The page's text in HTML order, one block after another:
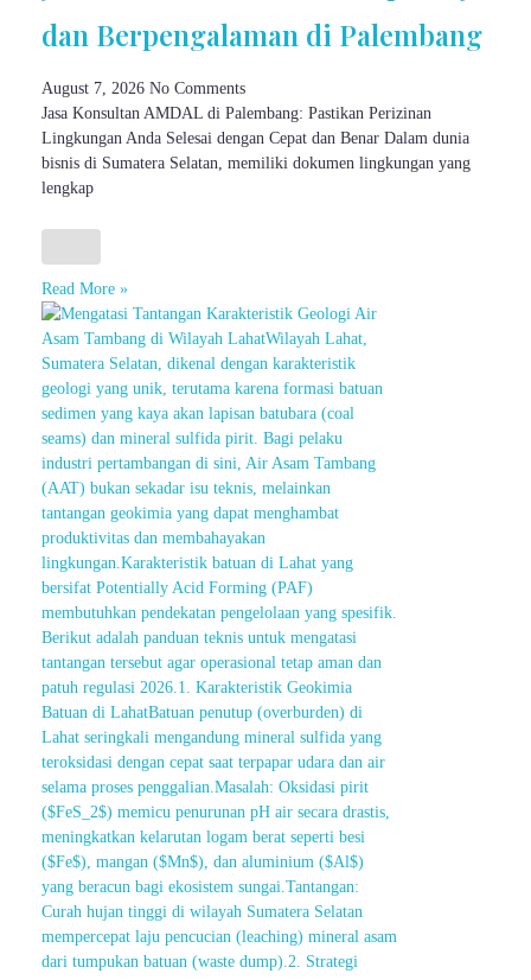
dan Berpengalaman di Palembang
August 7, 2026 No Comments
Jasa Konsultan AMDAL di Palembang: Pastikan Perizinan
Lingkungan Anda Selesai dengan Cepat dan Benar Dalam dunia
bisnis di Sumatera Selatan, memiliki dokumen lingkungan yang
lengkap
Read More »